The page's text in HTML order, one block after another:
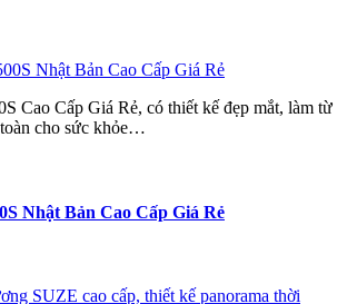
Cao Cấp Giá Rẻ, có thiết kế đẹp mắt, làm từ
cho sức khỏe…
Nhật Bản Cao Cấp Giá Rẻ